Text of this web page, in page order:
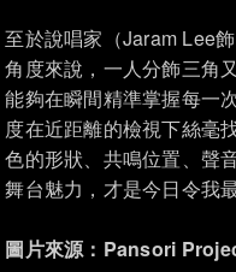
至於說唱家（Jaram Lee
角度來說，一人分飾三角
能夠在瞬間精準掌握每一
度在近距離的檢視下絲毫
色的形狀、共鳴位置、聲
舞台魅力，才是今日令我
圖片來源：Pansori